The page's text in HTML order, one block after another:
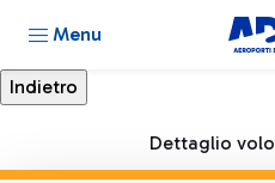
Menu
Dettaglio